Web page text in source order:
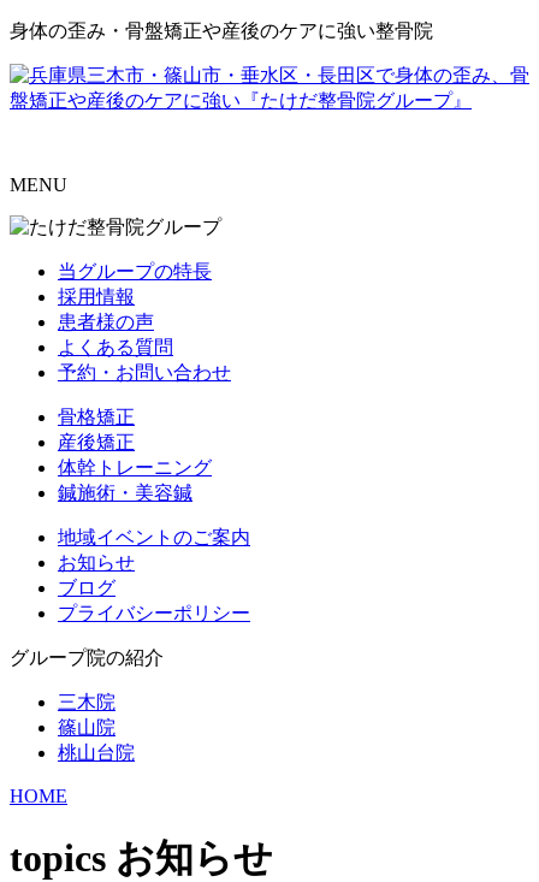
身体の歪み・骨盤矯正や産後のケアに強い整骨院
MENU
当グループの特長
採用情報
患者様の声
よくある質問
予約・お問い合わせ
骨格矯正
産後矯正
体幹トレーニング
鍼施術・美容鍼
地域イベントのご案内
お知らせ
ブログ
プライバシーポリシー
グループ院の紹介
三木院
篠山院
桃山台院
HOME
topics お知らせ